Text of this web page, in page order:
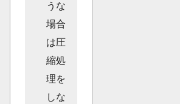
うな
場合
は圧
縮処
理を
しな